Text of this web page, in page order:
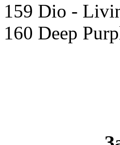
159 Dio -
160 Deep